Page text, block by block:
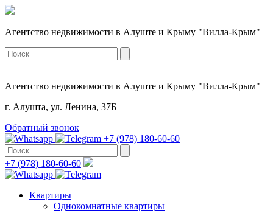
Агентство недвижимости в Алуште и Крыму "Вилла-Крым"
Агентство недвижимости в Алуште и Крыму "Вилла-Крым"
г. Алушта, ул. Ленина, 37Б
Обратный звонок
+7 (978) 180-60-60
+7 (978) 180-60-60
Квартиры
Однокомнатные квартиры